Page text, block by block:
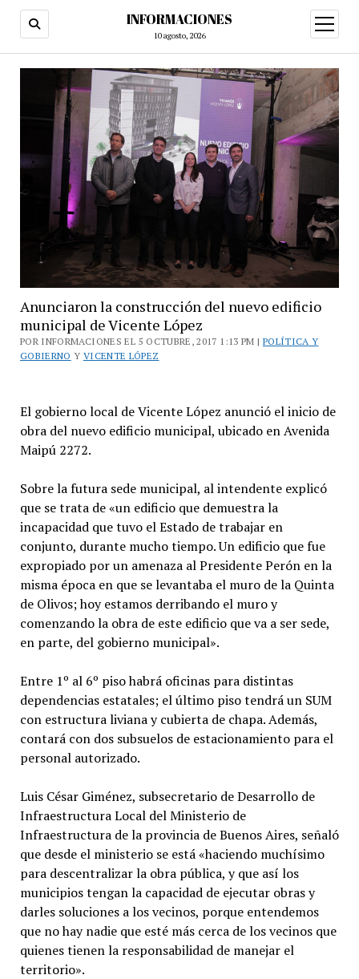
INFORMACIONES
10 agosto, 2026
abrir
menú
Anunciaron la construcción del nuevo edificio
municipal de Vicente López
POR INFORMACIONES EL 5 OCTUBRE, 2017 1:13 PM | POLÍTICA Y
GOBIERNO Y VICENTE LÓPEZ
El gobierno local de Vicente López anunció el inicio de
obra del nuevo edificio municipal, ubicado en Avenida
Maipú 2272.
Sobre la futura sede municipal, al intendente explicó
que se trata de «un edificio que demuestra la
incapacidad que tuvo el Estado de trabajar en
conjunto, durante mucho tiempo. Un edificio que fue
expropiado por un amenaza al Presidente Perón en la
misma época en que se levantaba el muro de la Quinta
de Olivos; hoy estamos derribando el muro y
comenzando la obra de este edificio que va a ser sede,
en parte, del gobierno municipal».
Entre 1º al 6º piso habrá oficinas para distintas
dependencias estatales; el último piso tendrá un SUM
con estructura liviana y cubierta de chapa. Además,
contará con dos subsuelos de estacionamiento para el
personal autorizado.
Luis César Giménez, subsecretario de Desarrollo de
Infraestructura Local del Ministerio de
Infraestructura de la provincia de Buenos Aires, señaló
que desde el ministerio se está «haciendo muchísimo
para descentralizar la obra pública, y que así los
municipios tengan la capacidad de ejecutar obras y
darles soluciones a los vecinos, porque entendemos
que no hay nadie que esté más cerca de los vecinos que
quienes tienen la responsabilidad de manejar el
territorio».